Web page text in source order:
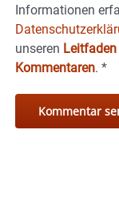
Informationen
unseren
Kommentaren. *